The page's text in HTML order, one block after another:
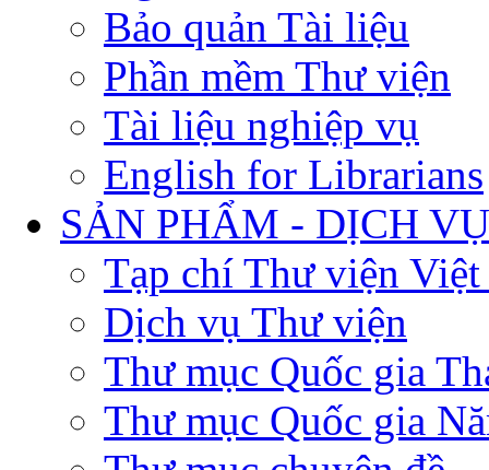
Bảo quản Tài liệu
Phần mềm Thư viện
Tài liệu nghiệp vụ
English for Librarians
SẢN PHẨM - DỊCH VỤ
Tạp chí Thư viện Việt
Dịch vụ Thư viện
Thư mục Quốc gia
Thư mục Quốc gia